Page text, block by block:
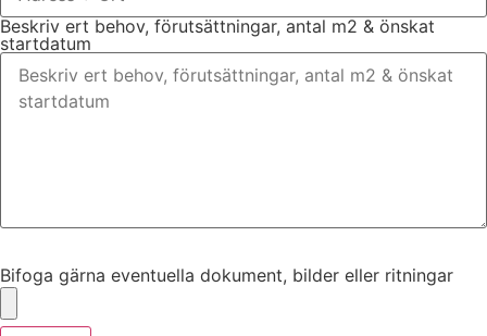
Beskriv ert behov, förutsättningar, antal m2 & önskat
startdatum
Bifoga gärna eventuella dokument, bilder eller ritningar